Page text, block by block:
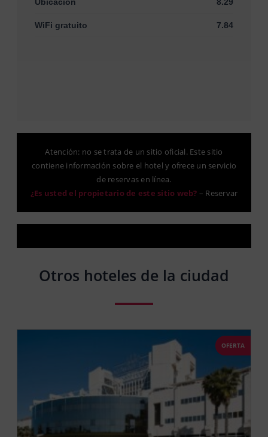
WiFi gratuito 7.84
Atención: no se trata de un sitio oficial. Este sitio
contiene información sobre el hotel y ofrece un servicio
de reservas en línea.
¿Es usted el propietario de este sitio web? – Reservar
Otros hoteles de la ciudad
OFERTA